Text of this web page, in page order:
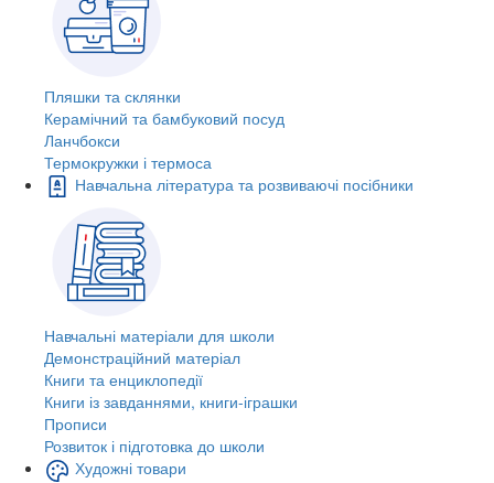
Пляшки та склянки
Керамічний та бамбуковий посуд
Ланчбокси
Термокружки і термоса
Навчальна література та розвиваючі посібники
Навчальні матеріали для школи
Демонстраційний матеріал
Книги та енциклопедії
Книги із завданнями, книги-іграшки
Прописи
Розвиток і підготовка до школи
Художні товари